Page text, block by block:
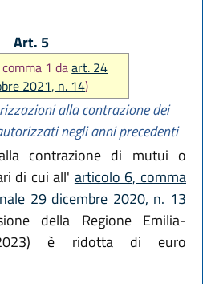
Art. 5
1 daart. 24
2021, n. 14)
alla contrazione dei
negli anni precedenti
contrazione di mutui o
di cui all' articolo 6, comma
29 dicembre 2020, n. 13
della Regione Emilia-
2023) è ridotta di euro